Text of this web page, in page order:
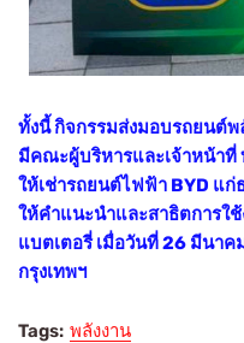
ทั้งนี้ กิจกรรมส่งมอบรถยนต์
มีคณะผู้บริหารและเจ้าหน้าที่
ให้เช่ารถยนต์ไฟฟ้า BYD แ
ให้คำแนะนำและสาธิตการใ
แบตเตอรี่ เมื่อวันที่ 26 มีนา
กรุงเทพฯ
Tags: พลังงาน